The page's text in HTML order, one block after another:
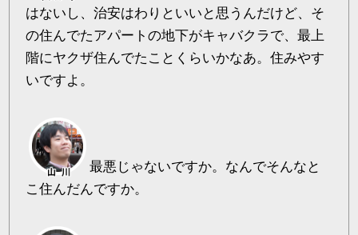
はないし、治安はわりといいと思うんだけど、そ
の住んでたアパートの地下がキャバクラで、最上
階にヤクザ住んでたことくらいかなあ。住みやす
いですよ。
最悪じゃないですか。なんでそんなと
こ住んだんですか。